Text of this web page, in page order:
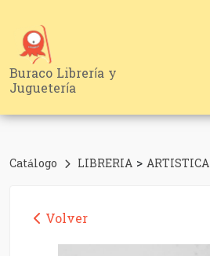
Buraco Librería y
Juguetería
Catálogo LIBRERIA > ARTISTICA
Volver